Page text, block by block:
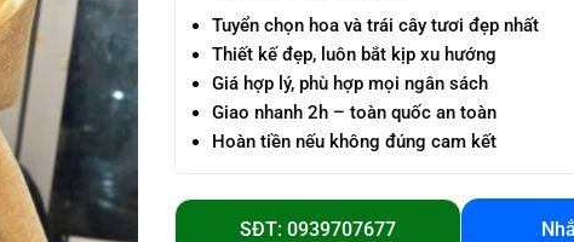
Tuyển chọn hoa và trái cây tươi đẹp nhất
Thiết kế đẹp, luôn bắt kịp xu hướng
Giá hợp lý, phù hợp mọi ngân sách
Giao nhanh 2h – toàn quốc an toàn
Hoàn tiền nếu không đúng cam kết
SĐT: 0939707677